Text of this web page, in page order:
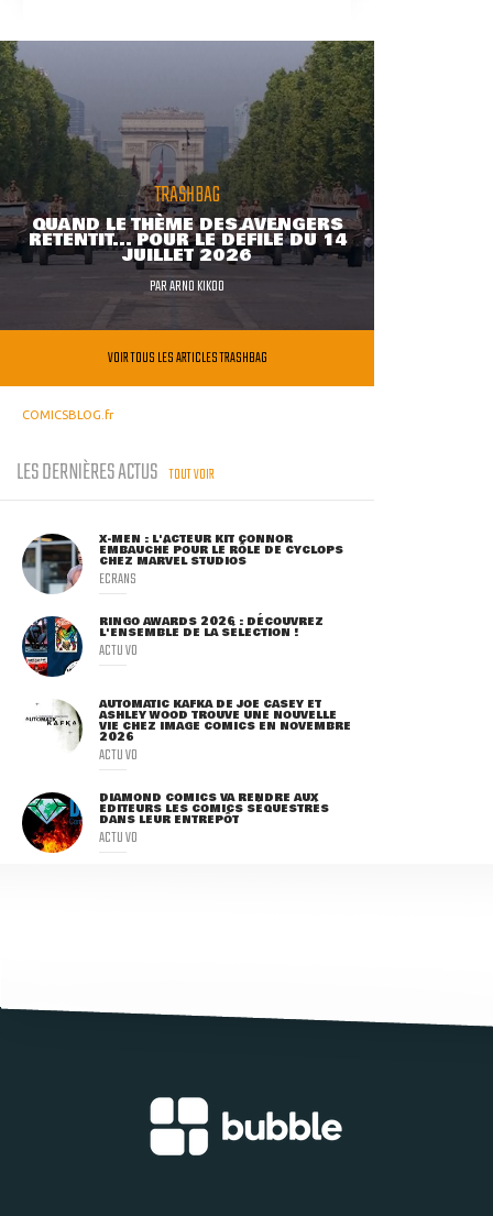
TRASHBAG
QUAND LE THÈME DES AVENGERS
RETENTIT... POUR LE DÉFILÉ DU 14
JUILLET 2026
PARARNO KIKOO
VOIR TOUS LES ARTICLES TRASHBAG
COMICSBLOG.fr
LES DERNIÈRES ACTUS TOUT VOIR
X-MEN : L'ACTEUR KIT CONNOR
EMBAUCHÉ POUR LE RÔLE DE CYCLOPS
CHEZ MARVEL STUDIOS
ECRANS
RINGO AWARDS 2026 : DÉCOUVREZ
L'ENSEMBLE DE LA SÉLECTION !
ACTU VO
AUTOMATIC KAFKA DE JOE CASEY ET
ASHLEY WOOD TROUVE UNE NOUVELLE
VIE CHEZ IMAGE COMICS EN NOVEMBRE
2026
ACTU VO
DIAMOND COMICS VA RENDRE AUX
ÉDITEURS LES COMICS SÉQUESTRÉS
DANS LEUR ENTREPÔT
ACTU VO